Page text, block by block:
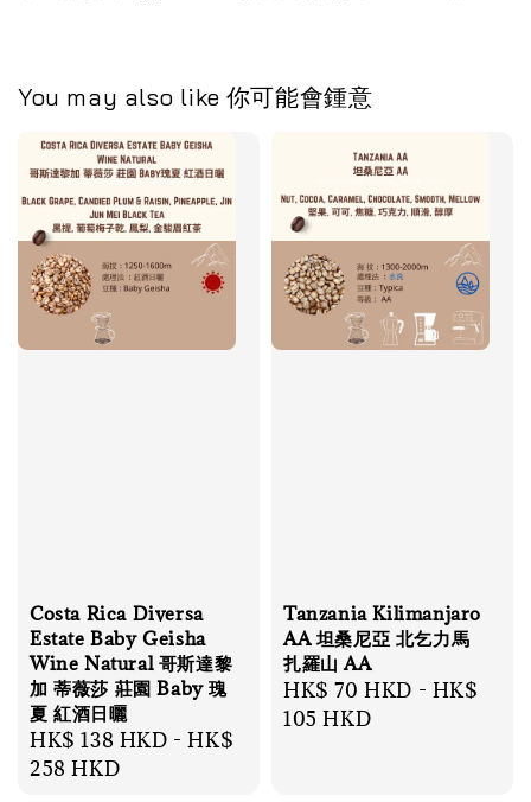
You may also like 你可能會鍾意
Costa Rica Diversa
Estate Baby Geisha
Wine Natural 哥斯達黎
加 蒂薇莎 莊園 Baby 瑰
夏 紅酒日曬
Regular
price
HK$ 138 HKD -HK$
258 HKD
Tanzania Kilimanjaro
AA 坦桑尼亞 北乞力馬
扎羅山 AA
Regular
price
HK$ 70 HKD - HK$
105 HKD